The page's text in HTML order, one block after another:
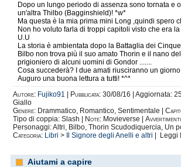
Dopo un lungo periodo di assenza sono tornata e
un'altra Thilbo (Bagginshield)! *w*
Ma questa è la mia prima mini Long ,quindi spero
Non ho voluto farla di troppi capitoli visto che era
U.U
La storia è ambientata dopo la Battaglia dei
Bilbo non trova più il suo amato Thorin e il nano
prigioniero di alcuni uomini di Gondor .......
Cosa succederà? I due amati riusciranno un
Auguro una buona lettura a tutti! *^*
Autore: Fujiko91 Pubblicata: 30/08/16 | Aggiornata:
Giallo
Genere: Drammatico, Romantico, Sentimentale |
Tipo di coppia: Slash |
Note: Movieverse |
Personaggi: Altri, Bilbo, Thorin Scudodiquercia, Un
Categoria: Libri > Il Signore degli Anelli e altri | Leggi
Aiutami a capire